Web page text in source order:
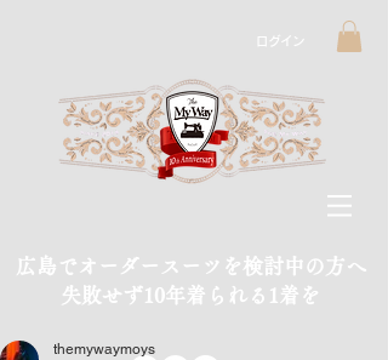
ログイン
広島でオーダースーツを検討中の方へ
​失敗せず10年着られる1着を
themywaymoys